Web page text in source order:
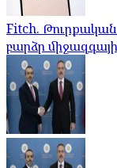
Fitch.
բարձր